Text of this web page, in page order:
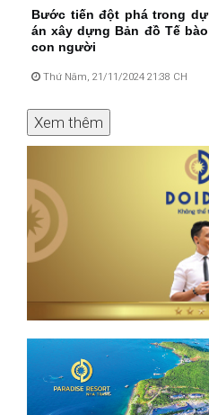
Bước tiến đột phá trong dự
án xây dựng Bản đồ Tế bào
con người
Thứ Năm, 21/11/2024 21:38 CH
Xem thêm